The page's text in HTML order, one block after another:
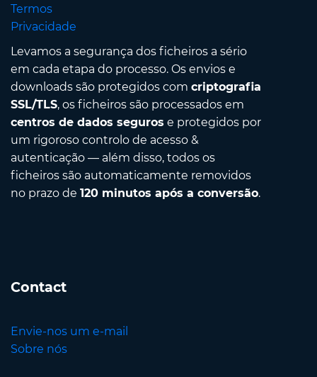
Termos
Privacidade
Levamos a segurança dos ficheiros a sério
em cada etapa do processo. Os envios e
downloads são protegidos com criptografia
SSL/TLS, os ficheiros são processados em
centros de dados seguros e protegidos por
um rigoroso controlo de acesso &
autenticação — além disso, todos os
ficheiros são automaticamente removidos
no prazo de 120 minutos após a conversão.
Contact
Envie-nos um e-mail
Sobre nós